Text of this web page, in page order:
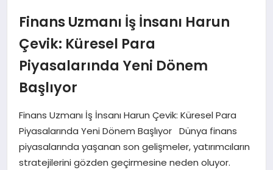
MAGAZIN
SAĞLIK
SIYASET
SPOR
Finans Uzmanı İş İnsanı Harun
Çevik: Küresel Para
Piyasalarında Yeni Dönem
Başlıyor
Finans Uzmanı İş İnsanı Harun Çevik: Küresel Para
Piyasalarında Yeni Dönem Başlıyor Dünya finans
piyasalarında yaşanan son gelişmeler, yatırımcıların
stratejilerini gözden geçirmesine neden oluyor.